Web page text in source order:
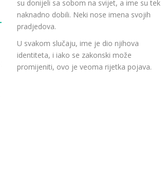
su donijeli sa sobom na svijet, a ime su tek
naknadno dobili. Neki nose imena svojih
pradjedova.
U svakom slučaju, ime je dio njihova
identiteta, i iako se zakonski može
promijeniti, ovo je veoma rijetka pojava.